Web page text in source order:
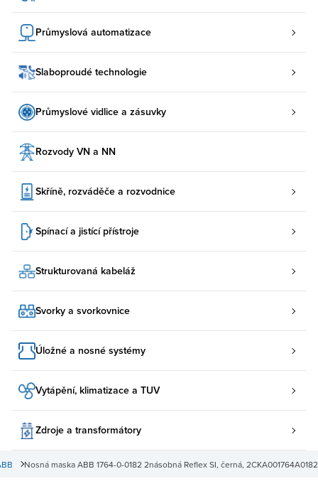
Průmyslová automatizace
Slaboproudé technologie
Průmyslové vidlice a zásuvky
Rozvody VN a NN
Skříně, rozváděče a rozvodnice
Spínací a jistící přístroje
Strukturovaná kabeláž
Svorky a svorkovnice
Úložné a nosné systémy
Vytápění, klimatizace a TUV
Zdroje a transformátory
Nosná maska ABB 1764-0-0182 2násobná Reflex SI, černá, 2CKA001764A0182